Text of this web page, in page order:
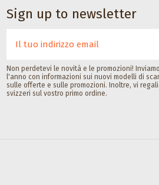
Sign up to newsletter
Non perdetevi le novità e le promozioni!
l'anno con informazioni sui nuovi modelli di
sulle offerte e sulle promozioni. Inoltre, vi
svizzeri sul vostro primo ordine.